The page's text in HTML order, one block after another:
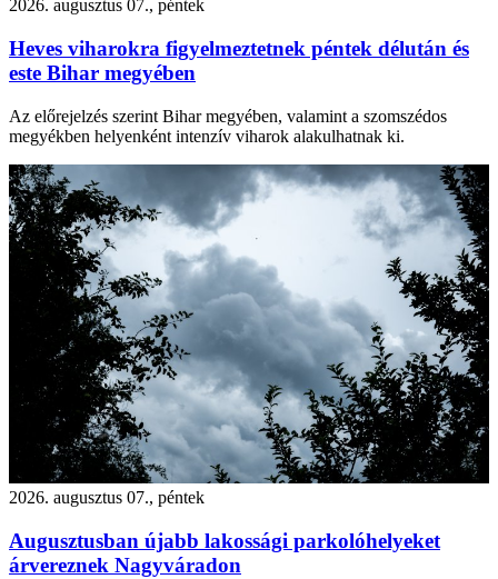
2026. augusztus 07., péntek
Heves viharokra figyelmeztetnek péntek délután és
este Bihar megyében
Az előrejelzés szerint Bihar megyében, valamint a szomszédos
megyékben helyenként intenzív viharok alakulhatnak ki.
2026. augusztus 07., péntek
Augusztusban újabb lakossági parkolóhelyeket
árvereznek Nagyváradon